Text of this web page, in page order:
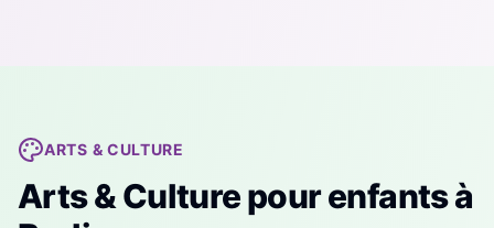
ARTS & CULTURE
Arts & Culturepour enfants à